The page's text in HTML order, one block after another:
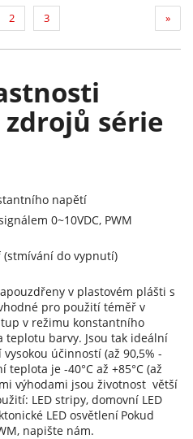
2 3 »
série
napětí
0~10VDC, PWM
do vypnutí)
v plastovém plášti s
pro použití téměř v
v režimu konstantního
barvy. Jsou tak ideální
účinností (až 90,5% -
je -40°C až +85°C (až
výhodami jsou životnost větší
LED stripy, domovní LED
LED osvětlení Pokud
napište nám.